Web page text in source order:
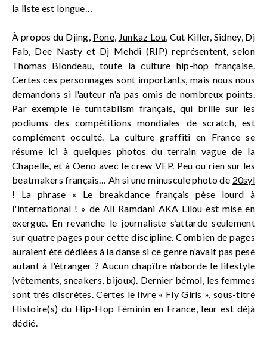
la liste est longue…
À propos du Djing, Pone, Junkaz Lou, Cut Killer, Sidney, Dj
Fab, Dee Nasty et Dj Mehdi (RIP) représentent, selon
Thomas Blondeau, toute la culture hip-hop française.
Certes ces personnages sont importants, mais nous nous
demandons si l'auteur n'a pas omis de nombreux points.
Par exemple le turntablism français, qui brille sur les
podiums des compétitions mondiales de scratch, est
complément occulté. La culture graffiti en France se
résume ici à quelques photos du terrain vague de la
Chapelle, et à Oeno avec le crew VEP. Peu ou rien sur les
beatmakers français… Ah si une minuscule photo de 20syl
! La phrase « Le breakdance français pèse lourd à
l'international ! » de Ali Ramdani AKA Lilou est mise en
exergue. En revanche le journaliste s’attarde seulement
sur quatre pages pour cette discipline. Combien de pages
auraient été dédiées à la danse si ce genre n’avait pas pesé
autant à l'étranger ? Aucun chapître n’aborde le lifestyle
(vêtements, sneakers, bijoux). Dernier bémol, les femmes
sont très discrètes. Certes le livre « Fly Girls », sous-titré
Histoire(s) du Hip-Hop Féminin en France, leur est déjà
dédié.